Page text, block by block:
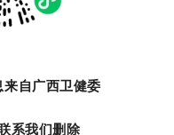
自广西卫健委
系我们删除